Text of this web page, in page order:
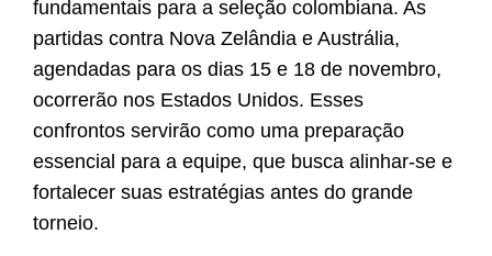
fundamentais para a seleção colombiana. As
partidas contra Nova Zelândia e Austrália,
agendadas para os dias 15 e 18 de novembro,
ocorrerão nos Estados Unidos. Esses
confrontos servirão como uma preparação
essencial para a equipe, que busca alinhar-se e
fortalecer suas estratégias antes do grande
torneio.